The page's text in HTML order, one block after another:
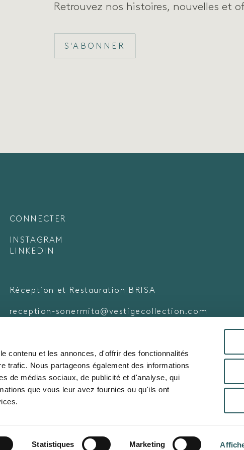
contenu et les annonces, d'offrir des fonctionnalités
trafic. Nous partageons également des informations
de médias sociaux, de publicité et d'analyse, qui
que vous leur avez fournies ou qu'ils ont
Statistiques Marketing
Retrouvez nos histoires, nouvelles et
S'ABONNER
CONNECTER
INSTAGRAM
LINKEDIN
Réception et Restauration BRISA
reception-sonermita@vestigecollection.com
Réservations
reservations-sonermita@vestigecollection.com
reservations-binidufa@vestigecollection.com